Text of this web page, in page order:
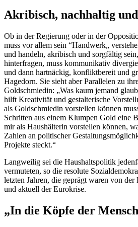
Akribisch, nachhaltig
Ob in der Regierung oder in der
muss vor allem sein “Handwerk„
und handeln, akribisch und sorgfältig
hinterfragen, muss kommunikativ
und dann hartnäckig, konfliktbereit und
Hagedorn. Sie sieht aber Parallelen zu
Goldschmiedin: „Was kaum jemand
hilft Kreativität und gestalterische
als Goldschmiedin vorstellen können
Schritten aus einem Klumpen Gold eine
mir als Haushälterin vorstellen können,
Zahlen an politischer
Projekte steckt.“
Langweilig sei die Haushaltspolitik
vermuteten, so die resolute
letzten Jahren, die geprägt waren von
und aktuell der Eurokrise.
„In die Köpfe der